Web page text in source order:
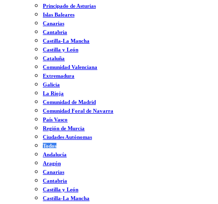
Principado de Asturias
Islas Baleares
Canarias
Cantabria
Castilla-La Mancha
Castilla y León
Cataluña
Comunidad Valenciana
Extremadura
Galicia
La Rioja
Comunidad de Madrid
Comunidad Foral de Navarra
País Vasco
Región de Murcia
Ciudades Autónomas
Todos
Andalucía
Aragón
Canarias
Cantabria
Castilla y León
Castilla-La Mancha